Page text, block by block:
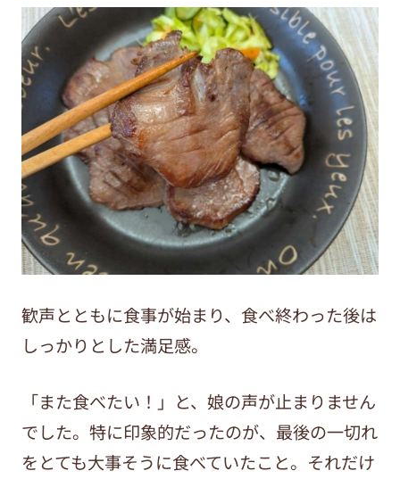
歓声とともに食事が始まり、食べ終わった後は
しっかりとした満足感。
「また食べたい！」と、娘の声が止まりません
でした。特に印象的だったのが、最後の一切れ
をとても大事そうに食べていたこと。それだけ